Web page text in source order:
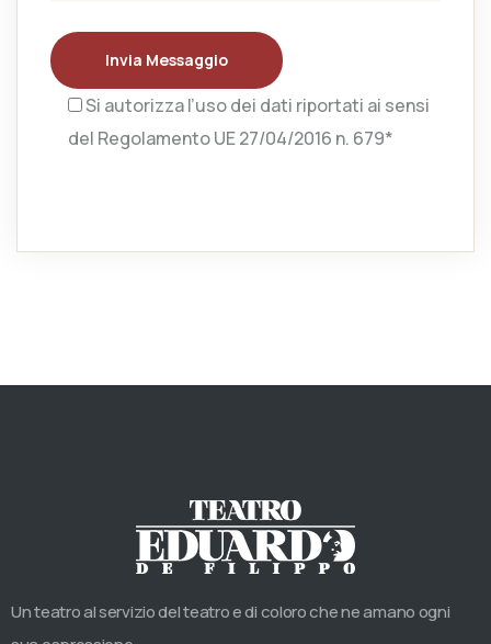
Invia Messaggio
Si autorizza l’uso dei dati riportati ai sensi
del Regolamento UE 27/04/2016 n. 679*
Un teatro al servizio del teatro e di coloro che ne amano ogni